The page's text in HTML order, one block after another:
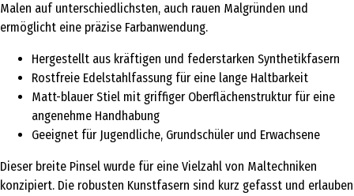
Malen auf unterschiedlichsten, auch rauen Malgründen und
ermöglicht eine präzise Farbanwendung.
Hergestellt aus kräftigen und federstarken Synthetikfasern
Rostfreie Edelstahlfassung für eine lange Haltbarkeit
Matt-blauer Stiel mit griffiger Oberflächenstruktur für eine
angenehme Handhabung
Geeignet für Jugendliche, Grundschüler und Erwachsene
Dieser breite Pinsel wurde für eine Vielzahl von Maltechniken
konzipiert. Die robusten Kunstfasern sind kurz gefasst und erlauben